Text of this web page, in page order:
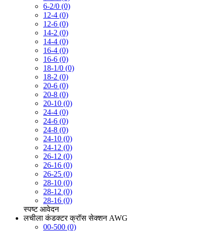
6-2/0 (0)
12-4 (0)
12-6 (0)
14-2 (0)
14-4 (0)
16-4 (0)
16-6 (0)
18-1/0 (0)
18-2 (0)
20-6 (0)
20-8 (0)
20-10 (0)
24-4 (0)
24-6 (0)
24-8 (0)
24-10 (0)
24-12 (0)
26-12 (0)
26-16 (0)
26-25 (0)
28-10 (0)
28-12 (0)
28-16 (0)
स्पष्ट आवेदन
लचीला कंडक्टर क्रॉस सेक्शन AWG
00-500 (0)